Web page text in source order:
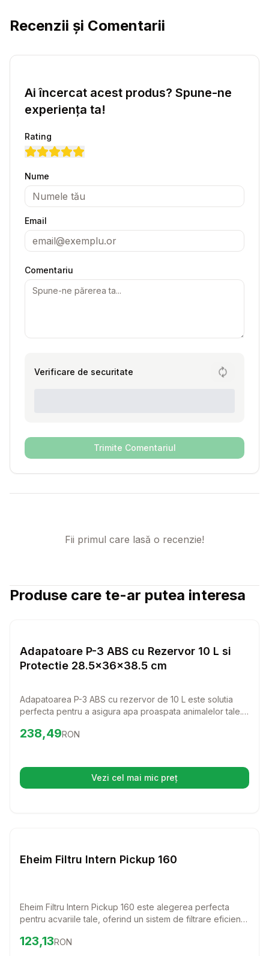
Recenzii și Comentarii
Ai încercat acest produs? Spune-ne
experiența ta!
Rating
Nume
Email
Comentariu
Verificare de securitate
Trimite Comentariul
Fii primul care lasă o recenzie!
Produse care te-ar putea interesa
Diverse
Adapatoare P-3 ABS cu Rezervor 10 L si
Protectie 28.5x36x38.5 cm
Adapatoarea P-3 ABS cu rezervor de 10 L este solutia
perfecta pentru a asigura apa proaspata animalelor tale.
adapatoare permite accesul usor si constant la apa
Preț: 238.49 RON
238,49RON
Vezi cel mai mic preț(se deschide într-o filă nouă)
Eheim Filtru Intern Pickup 160
Eheim Filtru Intern Pickup 160 este alegerea perfecta
pentru acvariile tale, oferind un sistem de filtrare eficient
acest filtru asigura o apa curata si sanatoasa pentru pestii
Preț:123.13
123,13RON